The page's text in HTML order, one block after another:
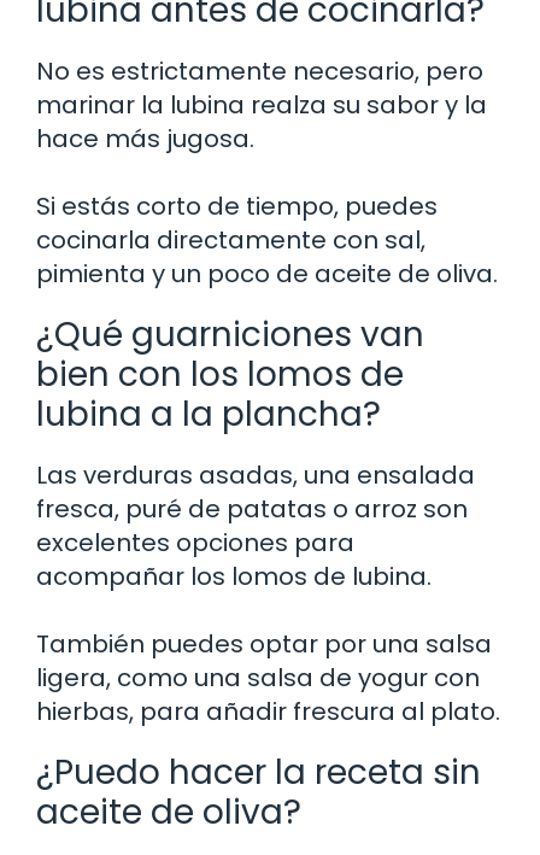
lubina antes de cocinarla?
No es estrictamente necesario, pero
marinar la lubina realza su sabor y la
hace más jugosa.
Si estás corto de tiempo, puedes
cocinarla directamente con sal,
pimienta y un poco de aceite de oliva.
¿Qué guarniciones van
bien con los lomos de
lubina a la plancha?
Las verduras asadas, una ensalada
fresca, puré de patatas o arroz son
excelentes opciones para
acompañar los lomos de lubina.
También puedes optar por una salsa
ligera, como una salsa de yogur con
hierbas, para añadir frescura al plato.
¿Puedo hacer la receta sin
aceite de oliva?